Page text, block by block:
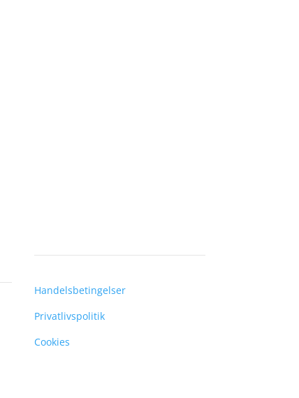
Handelsbetingelser
Privatlivspolitik
Cookies